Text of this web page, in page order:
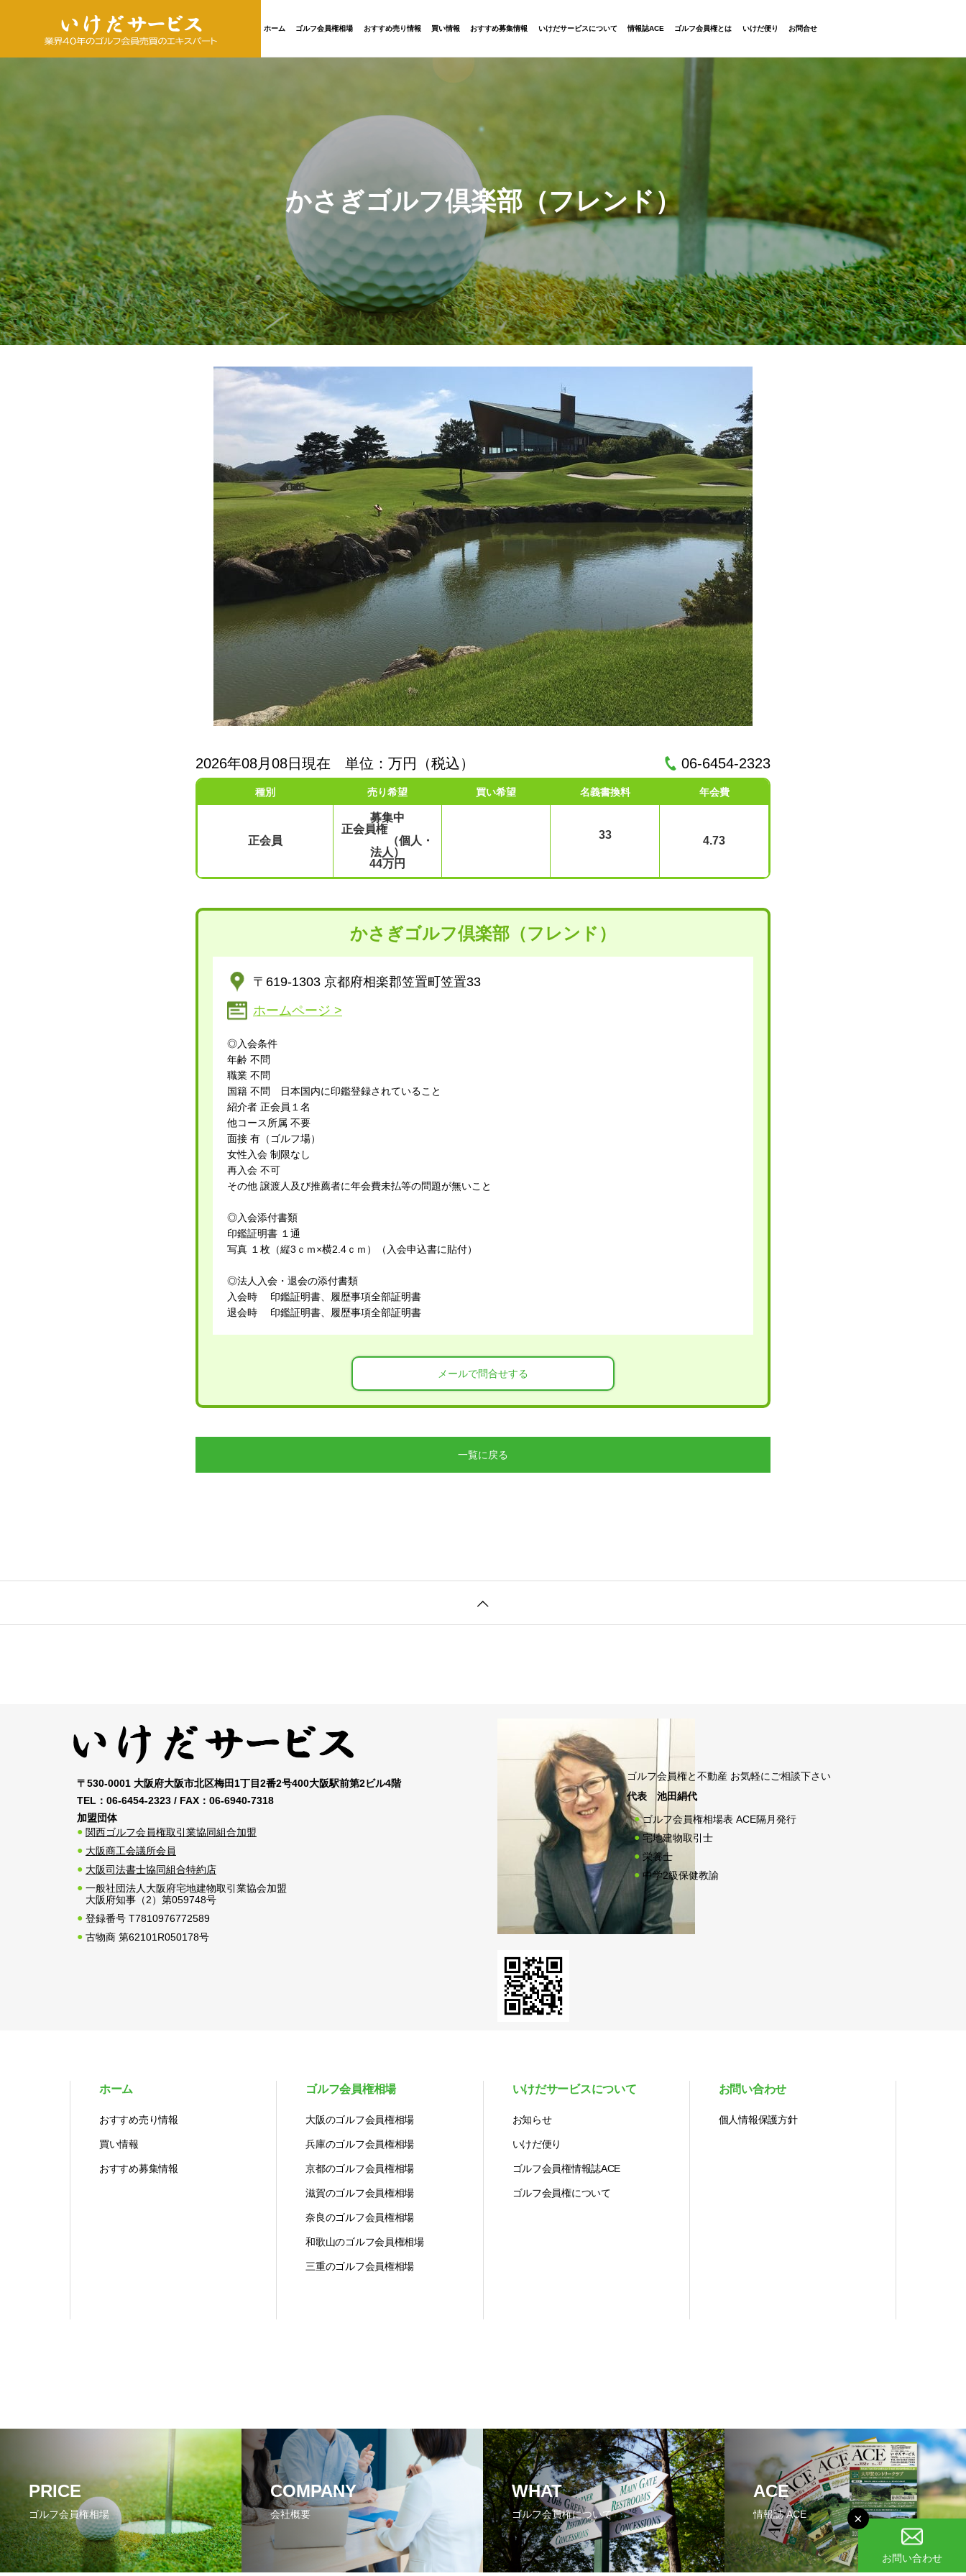
ホーム ゴルフ会員権相場 おすすめ売り情報 買い情報 おすすめ募集情報 いけだサービスについて 情報誌ACE ゴルフ会員権とは いけだ便り お問合せ
かさぎゴルフ倶楽部（フレンド）
2026年08月08日現在 単位：万円（税込） 06-6454-2323
種別 売り希望 買い希望 名義書換料 年会費
正会員
募集中
正会員権
（個人・
法人）
44万円
33 4.73
かさぎゴルフ倶楽部（フレンド）
〒619-1303 京都府相楽郡笠置町笠置33
ホームページ >
◎入会条件
年齢 不問
職業 不問
国籍 不問 日本国内に印鑑登録されていること
紹介者 正会員１名
他コース所属 不要
面接 有（ゴルフ場）
女性入会 制限なし
再入会 不可
その他 譲渡人及び推薦者に年会費未払等の問題が無いこと
◎入会添付書類
印鑑証明書 １通
写真 １枚（縦3ｃｍ×横2.4ｃｍ）（入会申込書に貼付）
◎法人入会・退会の添付書類
入会時 印鑑証明書、履歴事項全部証明書
退会時 印鑑証明書、履歴事項全部証明書
メールで問合せする
一覧に戻る
〒530-0001 大阪府大阪市北区梅田1丁目2番2号400大阪駅前第2ビル4階
TEL： 06-6454-2323 / FAX： 06-6940-7318
加盟団体
関西ゴルフ会員権取引業協同組合加盟
大阪商工会議所会員
大阪司法書士協同組合特約店
一般社団法人大阪府宅地建物取引業協会加盟
大阪府知事（2）第059748号
登録番号 T7810976772589
古物商 第62101R050178号
ゴルフ会員権と不動産 お気軽にご相談下さい
代表 池田絹代
ゴルフ会員権相場表 ACE隔月発行
宅地建物取引士
栄養士
中学2級保健教諭
ホーム
おすすめ売り情報
買い情報
おすすめ募集情報
ゴルフ会員権相場
大阪のゴルフ会員権相場
兵庫のゴルフ会員権相場
京都のゴルフ会員権相場
滋賀のゴルフ会員権相場
奈良のゴルフ会員権相場
和歌山のゴルフ会員権相場
三重のゴルフ会員権相場
いけだサービスについて
お知らせ
いけだ便り
ゴルフ会員権情報誌ACE
ゴルフ会員権について
お問い合わせ
個人情報保護方針
PRICE
ゴルフ会員権相場
COMPANY
会社概要
WHAT
ゴルフ会員権について
ACE
情報誌 ACE
お問い合わせ
×